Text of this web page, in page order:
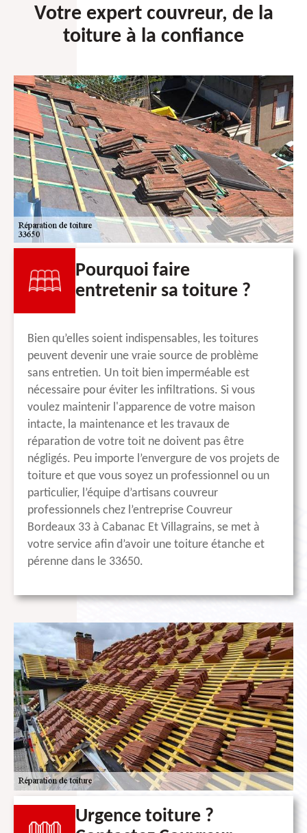
Votre expert couvreur, de la
toiture à la confiance
Pourquoi faire
entretenir sa toiture ?
Bien qu’elles soient indispensables, les toitures
peuvent devenir une vraie source de problème
sans entretien. Un toit bien imperméable est
nécessaire pour éviter les infiltrations. Si vous
voulez maintenir l'apparence de votre maison
intacte, la maintenance et les travaux de
réparation de votre toit ne doivent pas être
négligés. Peu importe l’envergure de vos projets de
toiture et que vous soyez un professionnel ou un
particulier, l’équipe d’artisans couvreur
professionnels chez l’entreprise Couvreur
Bordeaux 33 à Cabanac Et Villagrains, se met à
votre service afin d’avoir une toiture étanche et
pérenne dans le 33650.
Urgence toiture ?